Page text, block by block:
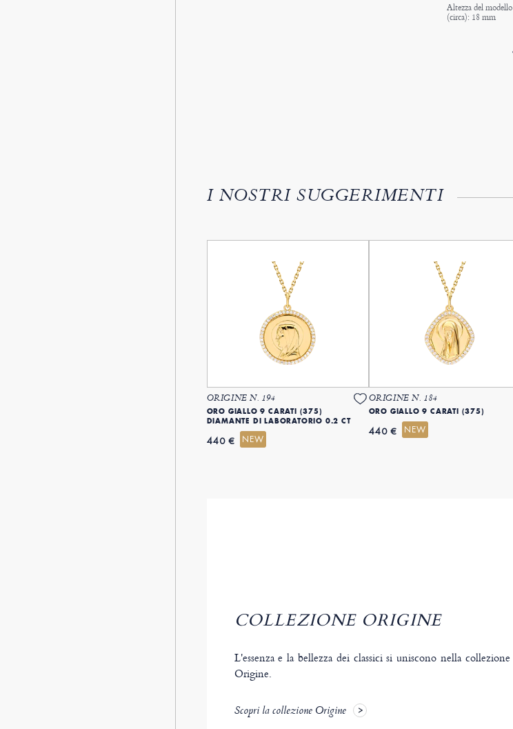
Altezza del modello
(circa): 18 mm
I NOSTRI SUGGERIMENTI
ORIGINE N. 194
ORO GIALLO 9 CARATI (375)
DIAMANTE DI LABORATORIO 0.2 CT
440 € NEW
ORIGINE N. 184
ORO GIALLO 9 CARATI (375)
440 € NEW
COLLEZIONE ORIGINE
L'essenza e la bellezza dei classici si uniscono nella collezione
Origine.
Scopri la collezione Origine